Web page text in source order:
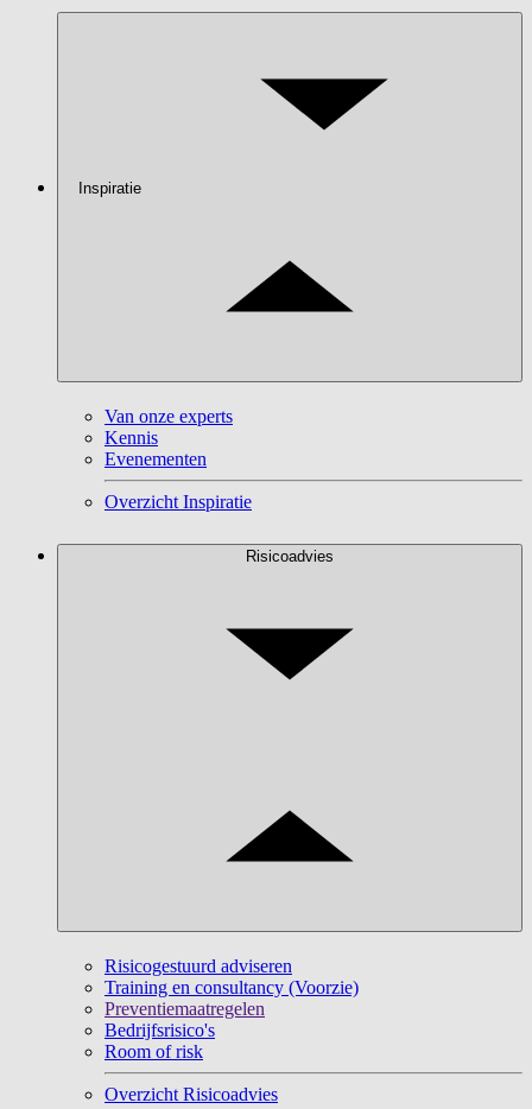
Inspiratie
Van onze experts
Kennis
Evenementen
Overzicht Inspiratie
Risicoadvies
Risicogestuurd adviseren
Training en consultancy (Voorzie)
Preventiemaatregelen
Bedrijfsrisico's
Room of risk
Overzicht Risicoadvies